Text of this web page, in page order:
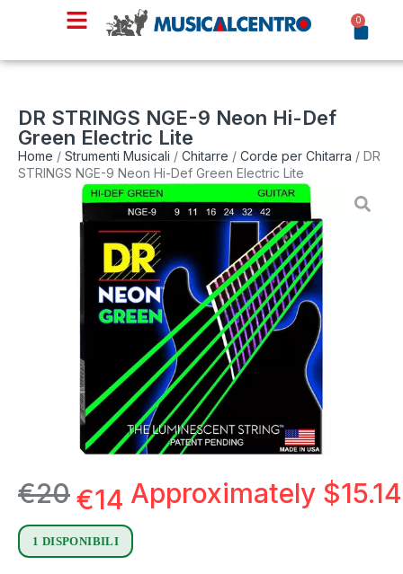
0
DR STRINGS NGE-9 Neon Hi-Def
Green Electric Lite
Home / Strumenti Musicali / Chitarre / Corde per Chitarra / DR
STRINGS NGE-9 Neon Hi-Def Green Electric Lite
€20€14 Approximately $15.14
1 DISPONIBILI